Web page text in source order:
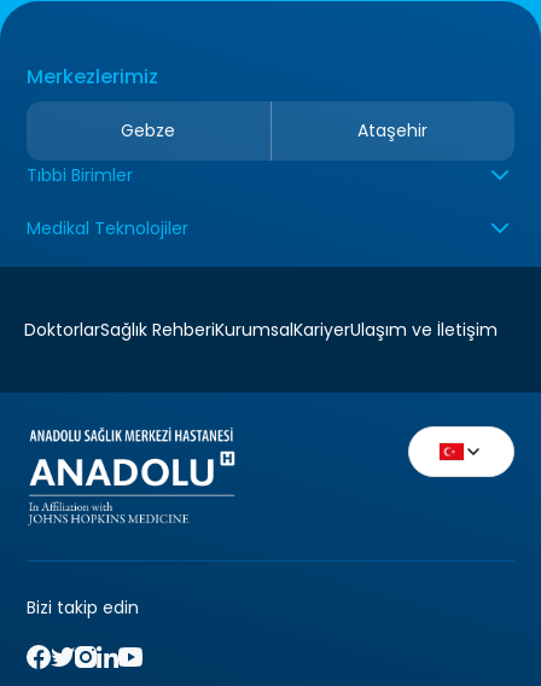
Merkezlerimiz
Gebze
Ataşehir
Tıbbi Birimler
Medikal Teknolojiler
DoktorlarSağlık RehberiKurumsalKariyerUlaşım ve İletişim
Bizi takip edin